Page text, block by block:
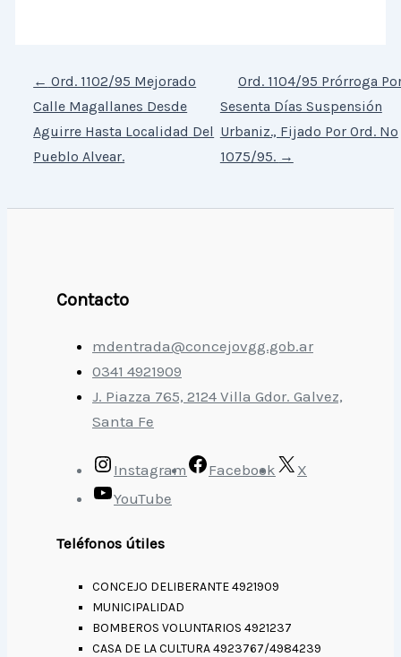
← Ord. 1102/95 Mejorado
Calle Magallanes Desde
Aguirre Hasta Localidad Del
Pueblo Alvear.
Ord. 1104/95 Prórroga
Sesenta Días Suspensión
Urbaniz., Fijado Por Ord. Nº
1075/95. →
Contacto
mdentrada@concejovgg.gob.ar
0341 4921909
J. Piazza 765, 2124 Villa Gdor. Galvez,
Santa Fe
Instagram Facebook
X
YouTube
Teléfonos útiles
CONCEJO DELIBERANTE 4921909
MUNICIPALIDAD
BOMBEROS VOLUNTARIOS 4921237
CASA DE LA CULTURA 4923767/4984239